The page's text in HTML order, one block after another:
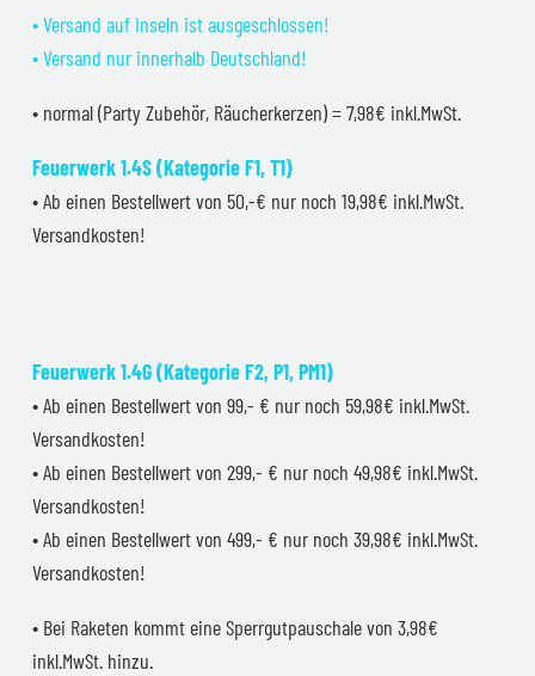
• Versand auf Inseln ist ausgeschlossen!
• Versand nur innerhalb Deutschland!
• normal (Party Zubehör, Räucherkerzen) = 7,98€ inkl.MwSt.
Feuerwerk 1.4S (Kategorie F1, T1)
• Ab einen Bestellwert von 50,-€ nur noch 19,98€ inkl.MwSt.
Versandkosten!
Feuerwerk 1.4G (Kategorie F2, P1, PM1)
• Ab einen Bestellwert von 99,- € nur noch 59,98€ inkl.MwSt.
Versandkosten!
• Ab einen Bestellwert von 299,- € nur noch 49,98€ inkl.MwSt.
Versandkosten!
• Ab einen Bestellwert von 499,- € nur noch 39,98€ inkl.MwSt.
Versandkosten!
• Bei Raketen kommt eine Sperrgutpauschale von 3,98€
inkl.MwSt. hinzu.